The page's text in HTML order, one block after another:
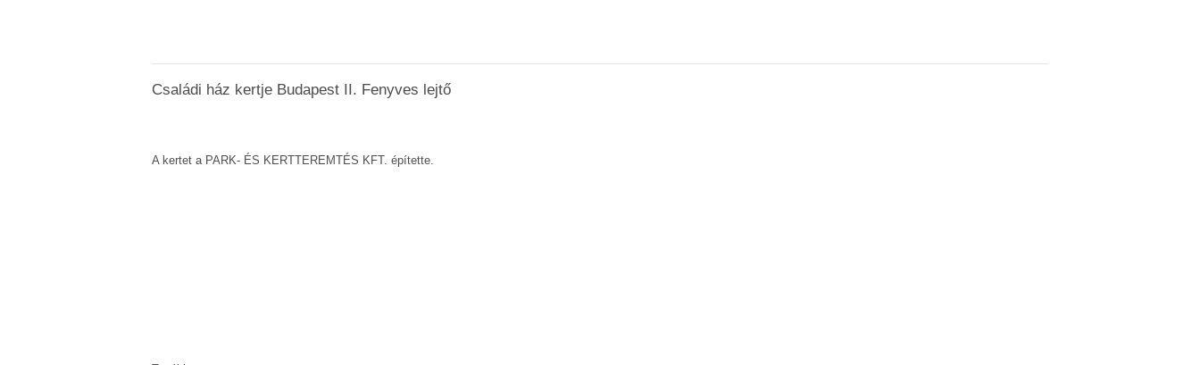
Családi ház kertje Budapest II. Fenyves lejtő
A kertet a PARK- ÉS KERTTEREMTÉS KFT. építette.